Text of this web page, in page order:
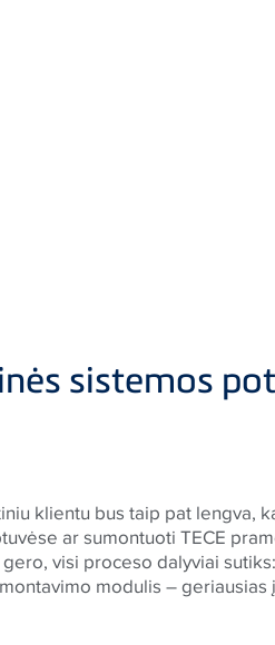
sistemos
klientu bus taip pat lengva,
ar sumontuoti TECE
visi proceso dalyviai sutiks:
modulis – geriausias